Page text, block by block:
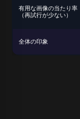
有用な画像の当たり率
（再試行が少ない）
全体の印象